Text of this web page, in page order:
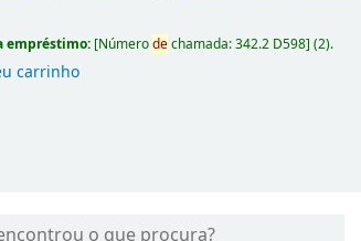
empréstimo: [Númerodechamada:342.2 D598](2).
carrinho